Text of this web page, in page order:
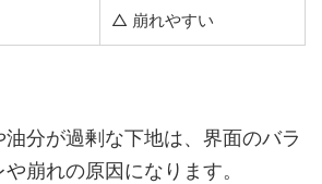
△ 崩れやすい
分が過剰な下地は、界面のバラ
崩れの原因になります。